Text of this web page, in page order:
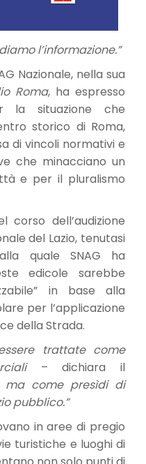
l’informazione.”
Nazionale, nella sua
Roma, ha espresso
la situazione che
storico di Roma,
di vincoli normativi e
che minacciano un
e per il pluralismo
corso dell’audizione
del Lazio, tenutasi
quale SNAG ha
edicole sarebbe
in base alla
per l’applicazione
della Strada.
trattate come
– dichiara il
ma come presìdi di
pubblico.”
in aree di pregio
turistiche e luoghi di